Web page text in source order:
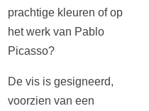
prachtige kleuren of op
het werk van Pablo
Picasso?
De vis is gesigneerd,
voorzien van een